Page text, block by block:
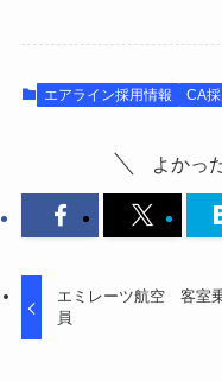
エアライン採用情報 CA
よかっ
エミレーツ航空 客室
員